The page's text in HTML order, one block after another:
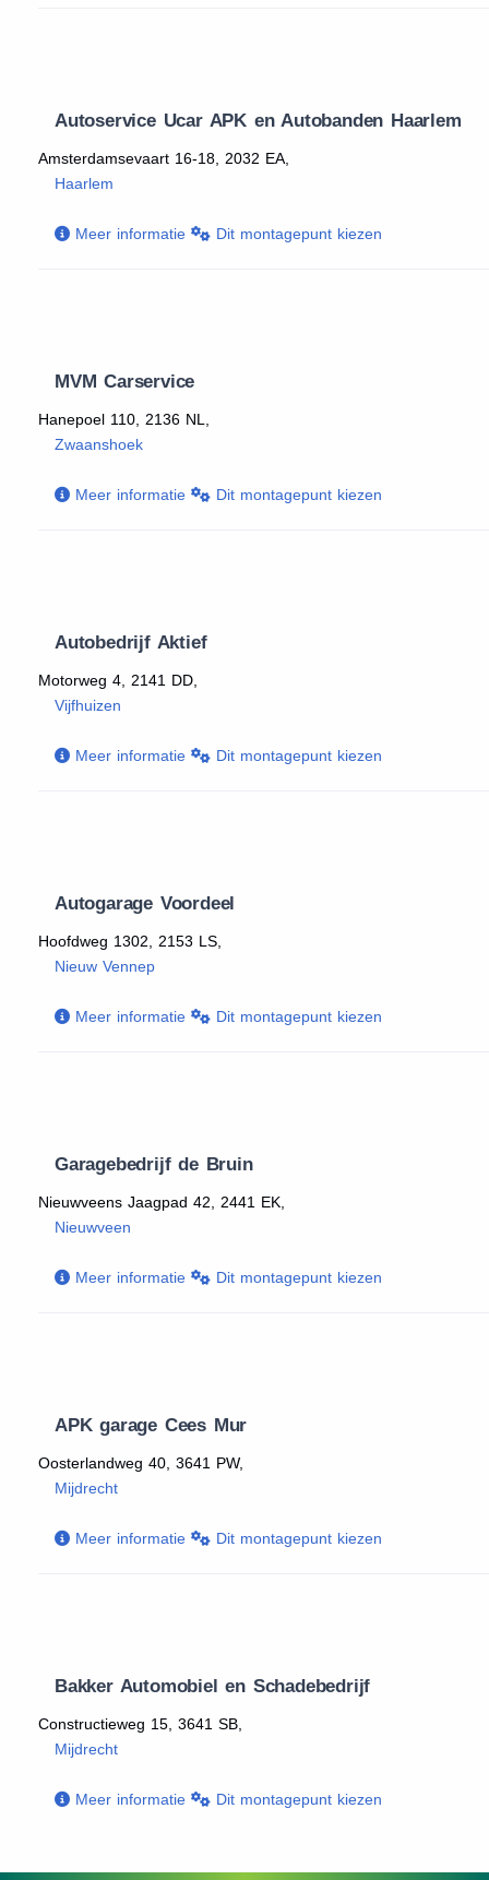
Autoservice Ucar APK en Autobanden Haarlem
Amsterdamsevaart 16-18, 2032 EA,
Haarlem
Meer informatie Dit montagepunt kiezen
MVM Carservice
Hanepoel 110, 2136 NL,
Zwaanshoek
Meer informatie Dit montagepunt kiezen
Autobedrijf Aktief
Motorweg 4, 2141 DD,
Vijfhuizen
Meer informatie Dit montagepunt kiezen
Autogarage Voordeel
Hoofdweg 1302, 2153 LS,
Nieuw Vennep
Meer informatie Dit montagepunt kiezen
Garagebedrijf de Bruin
Nieuwveens Jaagpad 42, 2441 EK,
Nieuwveen
Meer informatie Dit montagepunt kiezen
APK garage Cees Mur
Oosterlandweg 40, 3641 PW,
Mijdrecht
Meer informatie Dit montagepunt kiezen
Bakker Automobiel en Schadebedrijf
Constructieweg 15, 3641 SB,
Mijdrecht
Meer informatie Dit montagepunt kiezen